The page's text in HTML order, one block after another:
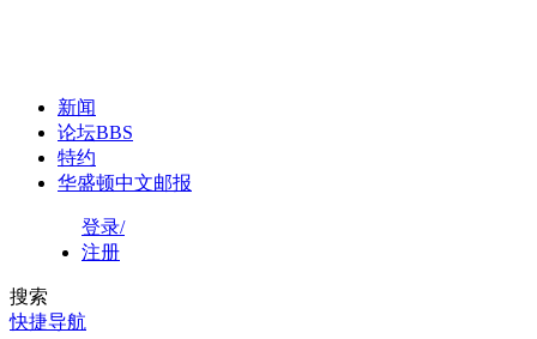
新闻
论坛BBS
特约
华盛顿中文邮报
登录/
注册
搜索
快捷导航